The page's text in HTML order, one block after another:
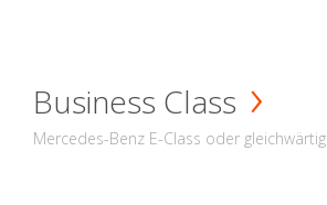
Business Class
Mercedes-Benz E-Class oder gleichwärtig